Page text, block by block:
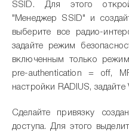
SSID. Для этого
"Менеджер SSID" и
выберите все радио-
задайте режим
включенным только
pre-authentication = off,
настройки RADIUS, задайте
Сделайте привязку
доступа. Для этого